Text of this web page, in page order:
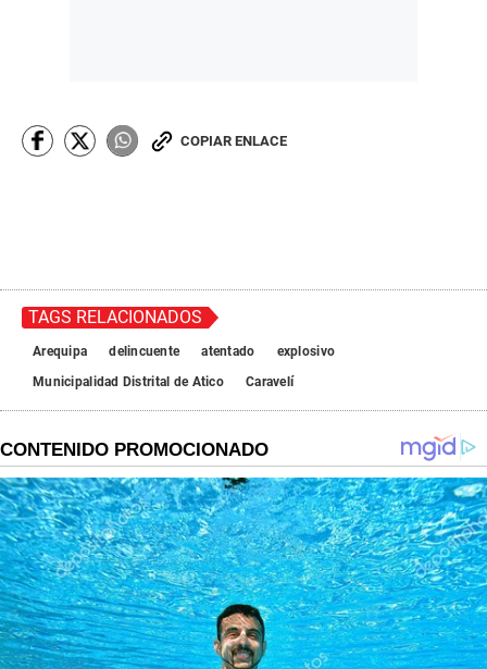
COPIAR ENLACE
TAGS RELACIONADOS
Arequipa delincuente atentado
explosivo
Municipalidad Distrital de Atico
Caravelí